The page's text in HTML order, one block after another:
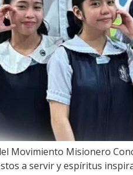
Movimiento Misionero
a servir y espíritus